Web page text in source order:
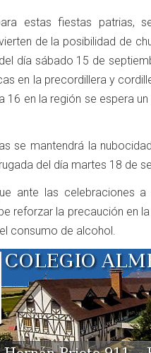
estas fiestas patrias,
de la posibilidad de
día sábado 15 de
en la precordillera y
16 en la región se espera
se mantendrá la
del día martes 18 de
ante las celebraciones
reforzar la precaución en
consumo de alcohol.